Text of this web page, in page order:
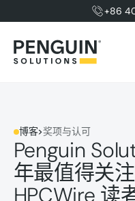
+86
博客>奖项与认可
Penguin
年最值得关
HPCWire 读